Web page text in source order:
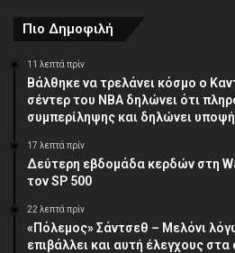
Πιο Δημοφιλή
11 λεπτά πρίν
Βάλθηκε να τρελάνει κόσμο ο
σέντερ του NBA δηλώνει ότι
συμπερίληψης και δηλώνει
17 λεπτά πρίν
Δεύτερη εβδομάδα κερδών στη
τον SP 500
22 λεπτά πρίν
«Πόλεμος» Σάντσεθ – Μελόνι
επιβάλλει και αυτή έλεγχους